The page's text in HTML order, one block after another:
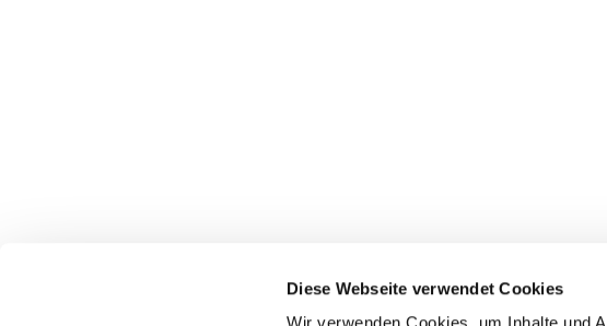
Diese Webseite verwendet Cookies